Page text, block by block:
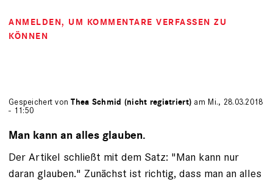
ANMELDEN, UM KOMMENTARE VERFASSEN ZU
KÖNNEN
Gespeichert vonThea Schmid (nicht registriert) am Mi., 28.03.2018
- 11:50
Man kann an alles glauben.
Der Artikel schließt mit dem Satz: "Man kann nur
daran glauben." Zunächst ist richtig, dass man an alles